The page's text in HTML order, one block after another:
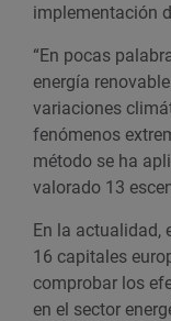
implementación
“En pocas
energía
variaciones
fenómenos
método se ha
valorado 13
En la actualidad,
16 capitales
comprobar los
en el sector